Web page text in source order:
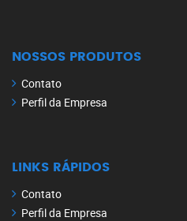
NOSSOS PRODUTOS
Contato
Perfil da Empresa
LINKS RÁPIDOS
Contato
Perfil da Empresa